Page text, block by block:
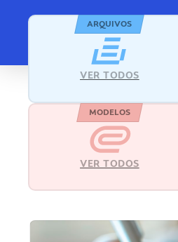
ARQUIVOS
VER TODOS
MODELOS
VER TODOS